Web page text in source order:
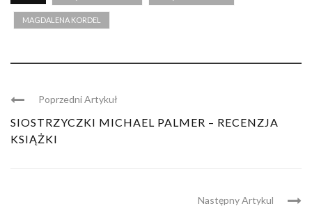
MAGDALENA KORDEL
Poprzedni Artykuł
SIOSTRZYCZKI MICHAEL PALMER – RECENZJA
KSIĄŻKI
Następny Artykul